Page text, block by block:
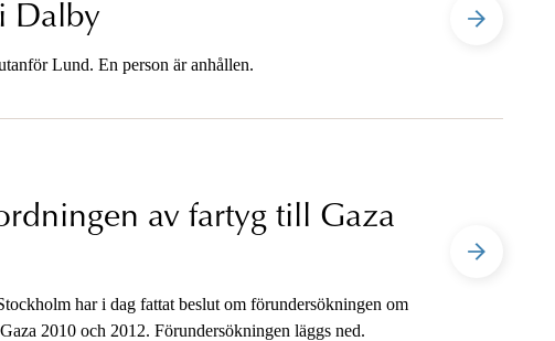
Dalby
Lund. En person är anhållen.
av fartyg till Gaza
har i dag fattat beslut om förundersökningen om
2010 och 2012. Förundersökningen läggs ned.